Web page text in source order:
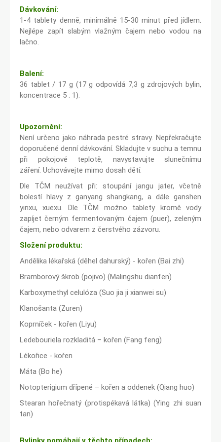
Dávkování:
1-4 tablety denně, minimálně 15-30 minut před jídlem.
Nejlépe zapít slabým vlažným čajem nebo vodou na
lačno.
Balení:
36 tablet / 17 g (17 g odpovídá 7,3 g zdrojových bylin,
koncentrace 5 : 1).
Upozornění:
Není určeno jako náhrada pestré stravy. Nepřekračujte
doporučené denní dávkování. Skladujte v suchu a temnu
při pokojové teplotě, navystavujte slunečnímu
záření. Uchovávejte mimo dosah dětí.
Dle TČM neužívat při: stoupání jangu jater, včetně
bolestí hlavy z ganyang shangkang, a dále ganshen
yinxu, xuexu. Dle TČM možno tablety kromě vody
zapíjet černým fermentovaným čajem (puer), zeleným
čajem, nebo odvarem z čerstvého zázvoru.
Složení produktu:
Andělika lékařská (děhel dahurský) - kořen (Bai zhi)
Bramborový škrob (pojivo) (Malingshu dianfen)
Karboxymethyl celulóza (Suo jia ji xianwei su)
Klanošanta (Zuren)
Koprníček - kořen (Liyu)
Ledebouriela rozkladitá – kořen (Fang feng)
Lékořice - kořen
Máta (Bo he)
Notopterigium dřípené – kořen a oddenek (Qiang huo)
Stearan hořečnatý (protispékavá látka) (Ying zhi suan
tan)